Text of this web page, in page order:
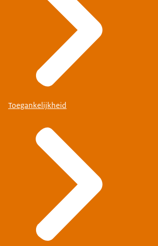
Toegankelijkheid